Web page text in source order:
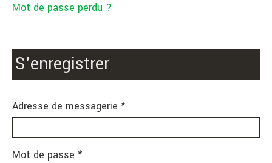
Mot de passe perdu ?
S'enregistrer
Adresse de messagerie *
Mot de passe *